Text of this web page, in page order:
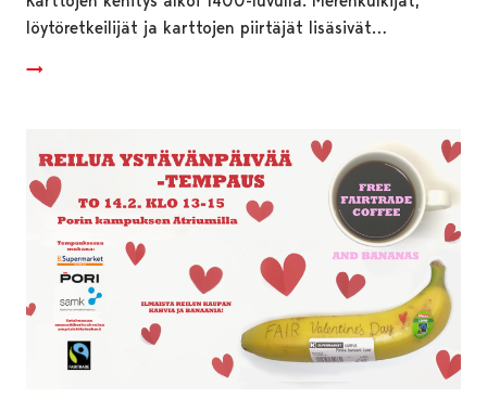
löytöretkeilijät ja karttojen piirtäjät lisäsivät…